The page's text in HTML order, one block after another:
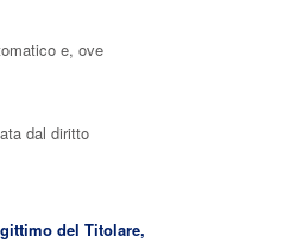
e, ove
dal diritto
del Titolare,